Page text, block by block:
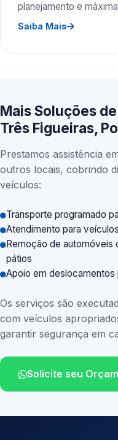
planejamento e
Saiba Mais
Mais Soluções
Três Figueiras,
Prestamos assistência
outros locais, cobrindo
veículos:
Transporte programado
Atendimento para
Remoção de automóveis
pátios
Apoio em deslocamentos
Os serviços são
com veículos
garantir segurança em
Solicite seu